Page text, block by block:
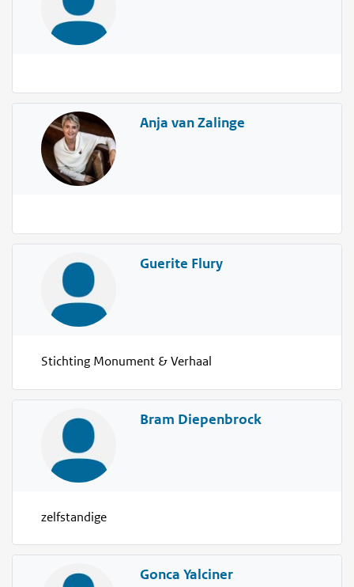
Anja van Zalinge
Guerite Flury
Stichting Monument & Verhaal
Bram Diepenbrock
zelfstandige
Gonca Yalciner